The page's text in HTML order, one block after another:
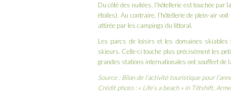
Du côté des nuitées, l’hôtellerie est touchée
étoiles). Au contraire, l’hôtellerie de plein-air
attirée par les campings du littoral.
Les parcs de loisirs et les domaines
skieurs. Celle-ci touche plus précisément les
grandes stations internationales ont souffert de
Source : Bilan de l’activité touristique pour
Crédit photo : « Life’s a beach » in Tiltshift,